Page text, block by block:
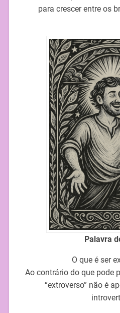
para crescer entre os
Palavra
O que é ser
Ao contrário do que pode
“extroverso” não é